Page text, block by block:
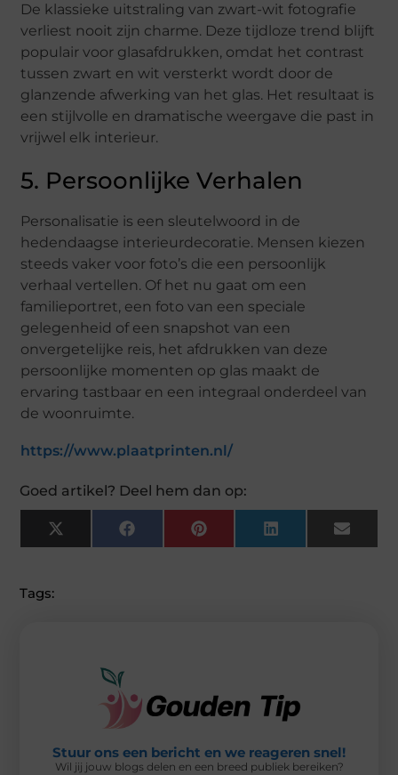
De klassieke uitstraling van zwart-wit fotografie
verliest nooit zijn charme. Deze tijdloze trend blijft
populair voor glasafdrukken, omdat het contrast
tussen zwart en wit versterkt wordt door de
glanzende afwerking van het glas. Het resultaat is
een stijlvolle en dramatische weergave die past in
vrijwel elk interieur.
5. Persoonlijke Verhalen
Personalisatie is een sleutelwoord in de
hedendaagse interieurdecoratie. Mensen kiezen
steeds vaker voor foto’s die een persoonlijk
verhaal vertellen. Of het nu gaat om een
familieportret, een foto van een speciale
gelegenheid of een snapshot van een
onvergetelijke reis, het afdrukken van deze
persoonlijke momenten op glas maakt de
ervaring tastbaar en een integraal onderdeel van
de woonruimte.
https://www.plaatprinten.nl/
Goed artikel? Deel hem dan op:
X
(
F
A
P
I
L
I
E
M
Tags:
Stuur ons een bericht en we reageren snel!
Wil jij jouw blogs delen en een breed publiek bereiken?